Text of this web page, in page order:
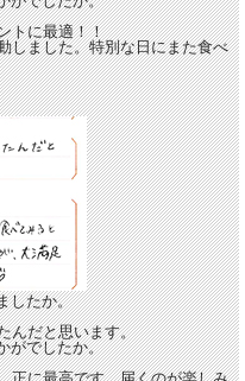
トに最適！！
しました。特別な日にまた食べ
したか。
んだと思います。
がでしたか。